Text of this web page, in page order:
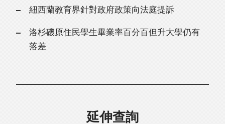
紐西蘭教育界針對政府政策向法庭提訴
洛杉磯原住民學生畢業率百分百但升大學仍有
落差
延伸查詢